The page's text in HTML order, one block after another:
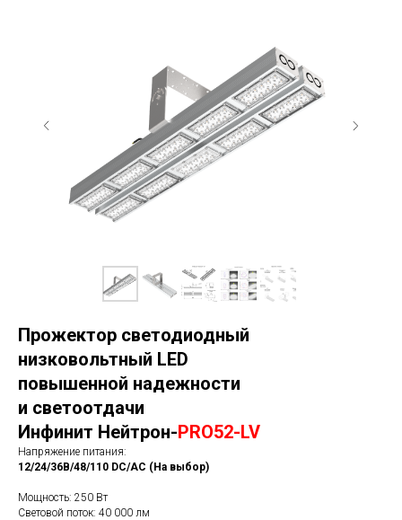
Прожектор светодиодный
низковольтный LED
повышенной надежности
и светоотдачи
Инфинит Нейтрон-PRO52-LV
Напряжение питания:
12/24/36В/48/110 DC/AC (На выбор)
Мощность: 250 Вт
Световой поток: 40 000 лм